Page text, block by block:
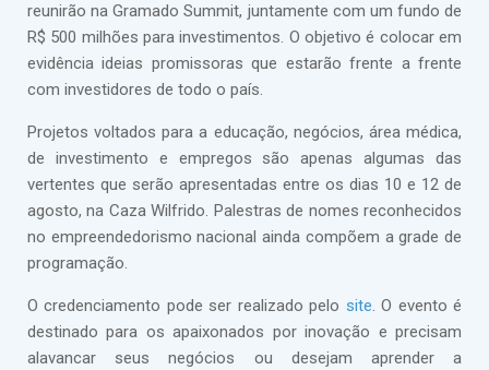
reunirão na Gramado Summit, juntamente com um fundo de
R$ 500 milhões para investimentos. O objetivo é colocar em
evidência ideias promissoras que estarão frente a frente
com investidores de todo o país.
Projetos voltados para a educação, negócios, área médica,
de investimento e empregos são apenas algumas das
vertentes que serão apresentadas entre os dias 10 e 12 de
agosto, na Caza Wilfrido. Palestras de nomes reconhecidos
no empreendedorismo nacional ainda compõem a grade de
programação.
O credenciamento pode ser realizado pelo site. O evento é
destinado para os apaixonados por inovação e precisam
alavancar seus negócios ou desejam aprender a